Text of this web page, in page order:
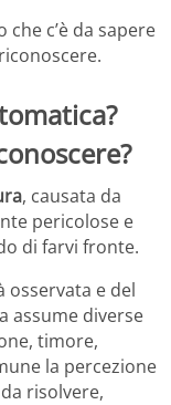
c’è da sapere
, causata da
pericolose e
di farvi fronte.
osservata e del
assume diverse
timore,
la percezione
risolvere,